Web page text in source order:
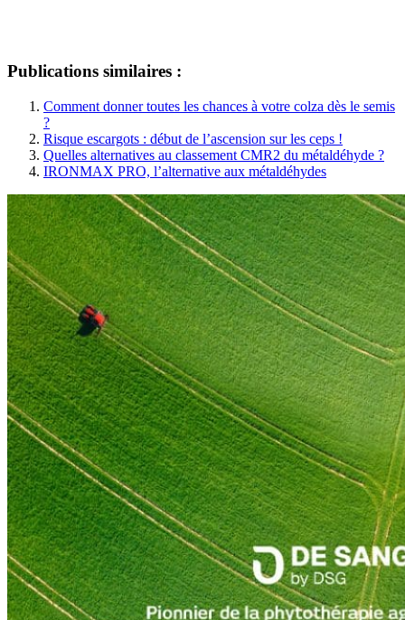
Publications similaires :
Comment donner toutes les chances à votre colza dès le semis
?
Risque escargots : début de l’ascension sur les ceps !
Quelles alternatives au classement CMR2 du métaldéhyde ?
IRONMAX PRO, l’alternative aux métaldéhydes